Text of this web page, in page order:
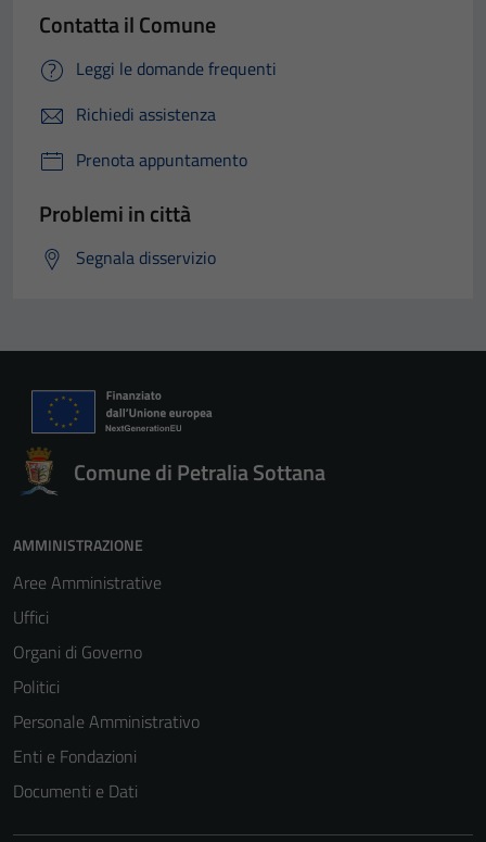
Contatta il Comune
Leggi le domande frequenti
Richiedi assistenza
Prenota appuntamento
Problemi in città
Segnala disservizio
Comune di Petralia Sottana
AMMINISTRAZIONE
Aree Amministrative
Uffici
Organi di Governo
Politici
Personale Amministrativo
Enti e Fondazioni
Documenti e Dati
sono necessari
essere